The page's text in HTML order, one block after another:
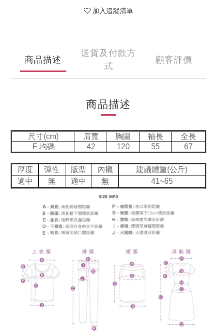
加入追蹤清單
商品描述
送貨及付款方
式
顧客評價
商品描述
尺寸(cm) 肩寬 胸圍 袖長
全長
F 均碼
42 120 55 67
厚度 彈性 版型 內襯
建議體重(公斤)
適中
無 適中 無 41~65